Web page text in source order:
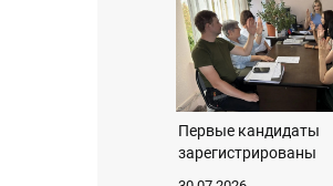
Первые кандидаты
зарегистрированы